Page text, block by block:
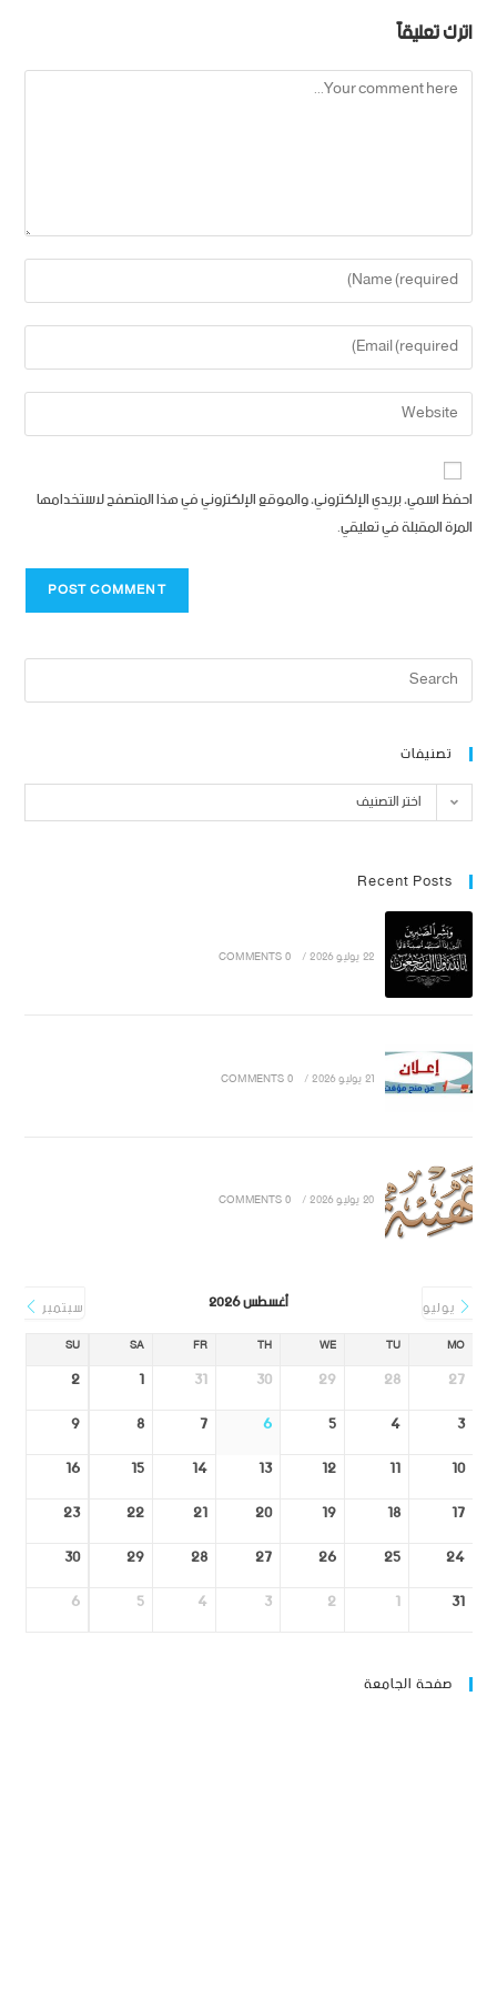
اترك تعليقاً
احفظ اسمي، بريدي الإلكتروني، والموقع الإلكتروني في هذا المتصفح لاستخدامها
المرة المقبلة في تعليقي.
تصنيفات
اختر التصنيف
Recent Posts
22 يوليو 2026 /
0 COMMENTS
21 يوليو 2026 /
0 COMMENTS
20 يوليو 2026 /
0 COMMENTS
يوليو أغسطس 2026 سبتمبر
MO
TU
WE
TH
FR
SA
SU
27
28
29
30
31
1
2
3
4
5
6
7
8
9
10
11
12
13
14
15
16
17
18
19
20
21
22
23
24
25
26
27
28
29
30
31
1
2
3
4
5
6
صفحة الجامعة